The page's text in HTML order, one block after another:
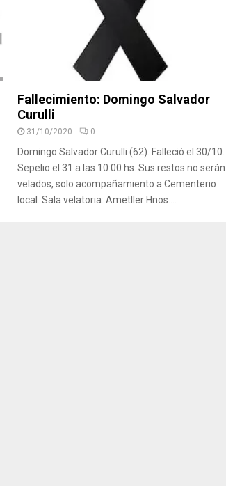
Fallecimiento: Domingo Salvador
Curulli
31/10/2020 0
Domingo Salvador Curulli (62). Falleció el 30/10.
Sepelio el 31 a las 10:00 hs. Sus restos no serán
velados, solo acompañamiento a Cementerio
local. Sala velatoria: Ametller Hnos....